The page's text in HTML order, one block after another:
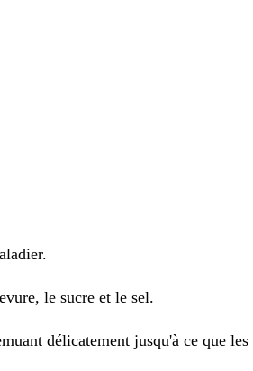
le sucre et le sel.
délicatement jusqu'à ce que les